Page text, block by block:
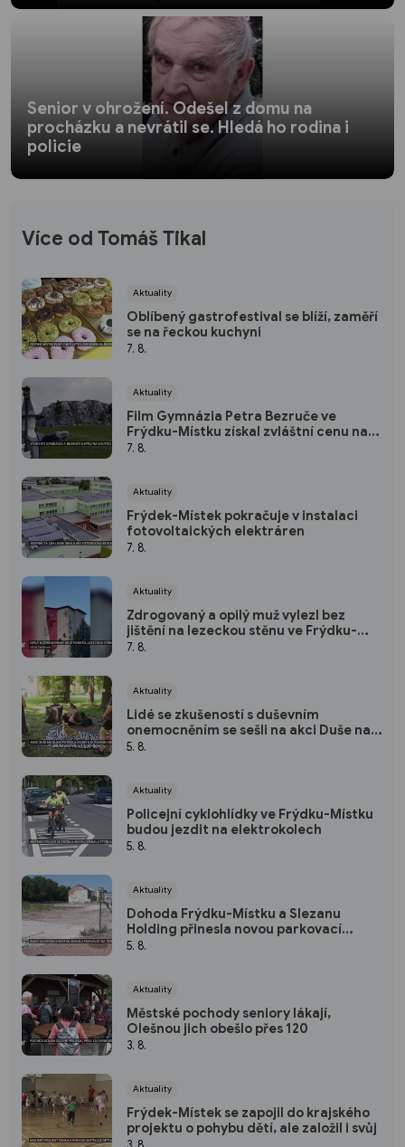
Senior v ohrožení. Odešel z domu na
procházku a nevrátil se. Hledá ho rodina i
policie
Více od Tomáš Tikal
Aktuality
Oblíbený gastrofestival se blíží, zaměří
se na řeckou kuchyni
7. 8.
Aktuality
Film Gymnázia Petra Bezruče ve
Frýdku-Místku získal zvláštní cenu na
soutěži Envofilm
7. 8.
Aktuality
Frýdek-Místek pokračuje v instalaci
fotovoltaických elektráren
7. 8.
Aktuality
Zdrogovaný a opilý muž vylezl bez
jištění na lezeckou stěnu ve Frýdku-
Místku
7. 8.
Aktuality
Lidé se zkušeností s duševním
onemocněním se sešli na akci Duše na
dlani
5. 8.
Aktuality
Policejní cyklohlídky ve Frýdku-Místku
budou jezdit na elektrokolech
5. 8.
Aktuality
Dohoda Frýdku-Místku a Slezanu
Holding přinesla novou parkovací
plochu
5. 8.
Aktuality
Městské pochody seniory lákají,
Olešnou jich obešlo přes 120
3. 8.
Aktuality
Frýdek-Místek se zapojil do krajského
projektu o pohybu dětí, ale založil i svůj